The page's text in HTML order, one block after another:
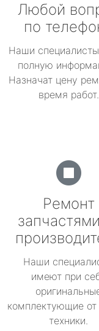
Любой
по
Наши
полную
Назначат цену
время работ.
Ремонт
Наши
имеют при
комплектующие
техники.